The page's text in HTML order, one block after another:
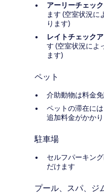
アーリーチェッ
ます (空室状況に
ります)
レイトチェック
す (空室状況によ
ます)
ペット
介助動物は料金
ペットの滞在に
追加料金がかか
駐車場
セルフパーキン
だけます
プール、スパ、ジ